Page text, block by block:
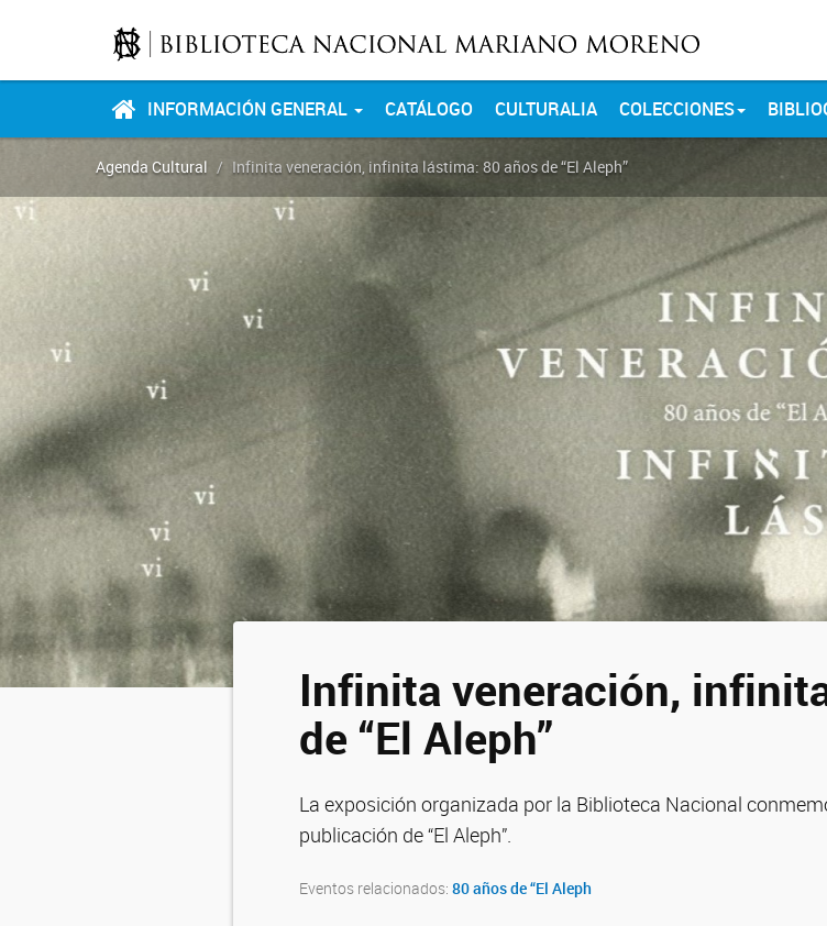
INFORMACIÓN GENERAL CATÁLOGO CULTURALIA COLECCIONES
Agenda Cultural Infinita veneración, infinita lástima: 80 años de “El Aleph”
Infinita veneración,
de “El Aleph”
La exposición organizada por la Biblioteca Nacional
publicación de “El Aleph”.
Eventos relacionados: 80 años de “El Aleph